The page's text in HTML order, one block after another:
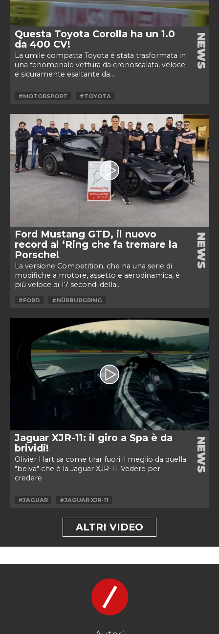
Questa Toyota Corolla ha un 1.0
da 400 CV!
La umile compatta Toyota è stata trasformata in
una fenomenale vettura da cronoscalata, veloce
e sicuramente esaltante da...
NEWS
#MOTORSPORT #TOYOTA
Ford Mustang GTD, il nuovo
record al ‘Ring che fa tremare la
Porsche!
La versione Competition, che ha una serie di
modifiche a motore, assetto e aerodinamica, è
più veloce di 17 secondi della...
NEWS
#FORD #NÜRBURGRING
Jaguar XJR-11: il giro a Spa è da
brividi!
Olivier Hart sa come tirar fuori il meglio da quella
"belva" che è la Jaguar XJR-11. Vedere per
credere
NEWS
#JAGUAR #JAGUAR XJR-11
ALTRI VIDEO